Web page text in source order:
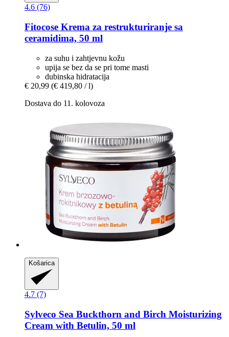
4.6 (76)
Fitocose Krema za restrukturiranje sa
ceramidima, 50 ml
za suhu i zahtjevnu kožu
upija se bez da se pri tome masti
dubinska hidratacija
€ 20,99 (€ 419,80 / l)
Dostava do 11. kolovoza
Košarica
4.7 (7)
Sylveco Sea Buckthorn and Birch Moisturizing
Cream with Betulin, 50 ml